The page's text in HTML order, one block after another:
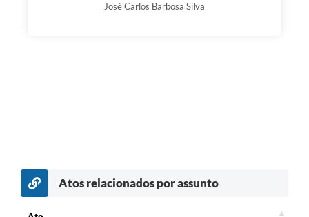
José Carlos Barbosa Silva
Atos relacionados por assunto